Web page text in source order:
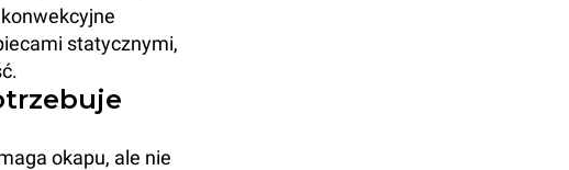
statycznymi,
okapu, ale nie